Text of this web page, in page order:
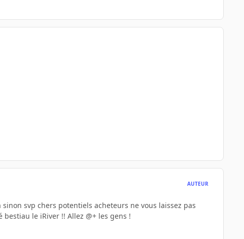
AUTEUR
svp chers potentiels acheteurs ne vous laissez pas
le iRiver !! Allez @+ les gens !